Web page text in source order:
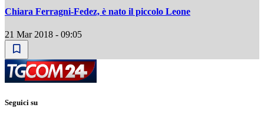
Chiara Ferragni-Fedez, è nato il piccolo Leone
21 Mar 2018 - 09:05
Seguici su